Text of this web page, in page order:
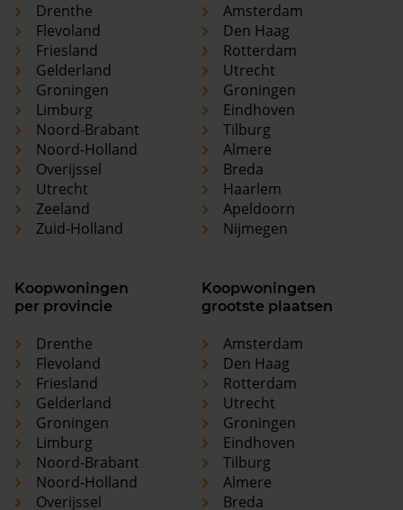
Drenthe
Flevoland
Friesland
Gelderland
Groningen
Limburg
Noord-Brabant
Noord-Holland
Overijssel
Utrecht
Zeeland
Zuid-Holland
Amsterdam
Den Haag
Rotterdam
Utrecht
Groningen
Eindhoven
Tilburg
Almere
Breda
Haarlem
Apeldoorn
Nijmegen
Koopwoningen
per provincie
Drenthe
Flevoland
Friesland
Gelderland
Groningen
Limburg
Noord-Brabant
Noord-Holland
Overijssel
Koopwoningen
grootste plaatsen
Amsterdam
Den Haag
Rotterdam
Utrecht
Groningen
Eindhoven
Tilburg
Almere
Breda